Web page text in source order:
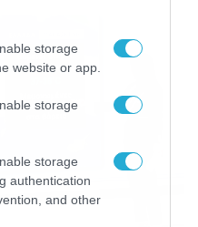
storage
website or app.
storage
storage
authentication
and other